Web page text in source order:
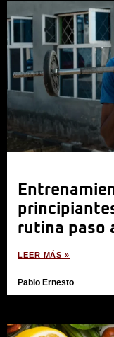
rutina paso
LEER MÁS »
Pablo Ernesto